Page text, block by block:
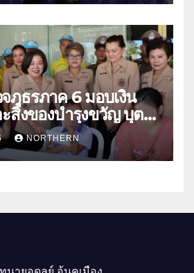
าเกษตรสู่สากล (คลิป)
ภูธรภาค 6 มอบเงิน
สิ่งของบำรุงขวัญ บุตร-
NORTHERN